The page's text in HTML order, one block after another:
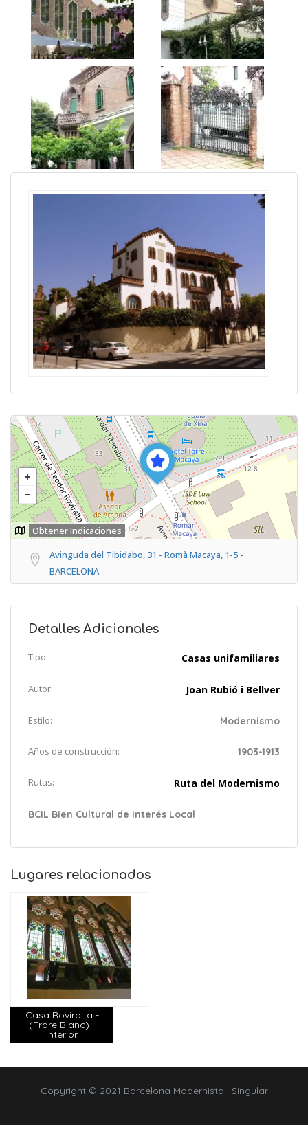
Obtener Indicaciones
Avinguda del Tibidabo, 31 - Romà Macaya, 1-5 -
BARCELONA
Detalles Adicionales
Tipo: Casas unifamiliares
Autor: Joan Rubió i Bellver
Estilo: Modernismo
Años de construcción: 1903-1913
Rutas: Ruta del Modernismo
BCIL Bien Cultural de Interés Local
Lugares relacionados
Casa Roviralta -
(Frare Blanc) -
Interior
Copyright © 2021 Barcelona Modernista i Singular